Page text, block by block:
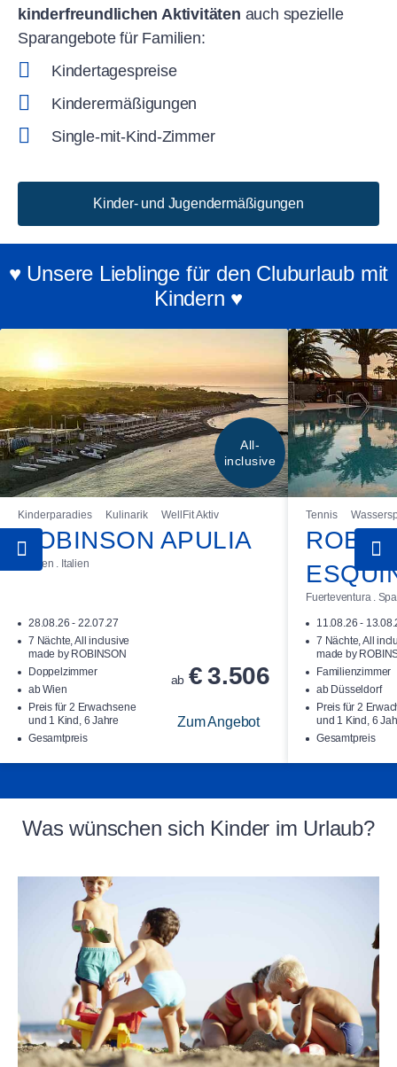
kinderfreundlichen Aktivitäten auch spezielle
Sparangebote für Familien:
Kindertagespreise
Kinderermäßigungen
Single-mit-Kind-Zimmer
Kinder- und Jugendermäßigungen
♥ Unsere Lieblinge für den Cluburlaub mit
Kindern ♥
Kinderparadies Kulinarik WellFit Aktiv
ROBINSON APULIA
Apulien . Italien
All-
inclusive
28.08.26 - 22.07.27
7 Nächte, All inclusive
made by ROBINSON
Doppelzimmer
ab Wien
Preis für 2 Erwachsene
und 1 Kind, 6 Jahre
Gesamtpreis
ab €3.506
Zum Angebot
Tennis
Fuerteventura .
11.08.26 -
7 Nächte, All
made by
Familienzimmer
ab Düsseldorf
Preis für 2
und 1 Kind, 6
Gesamtpreis
Was wünschen sich Kinder im Urlaub?